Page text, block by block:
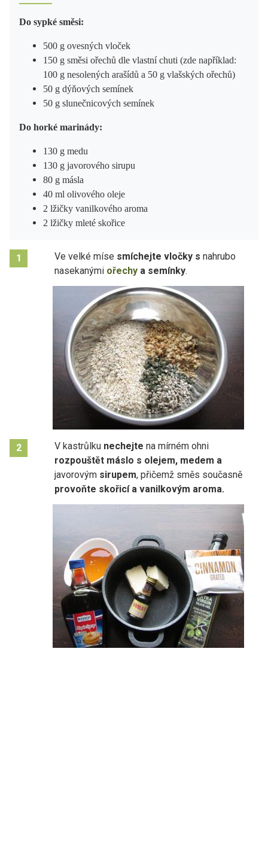
Do sypké směsi:
500 g ovesných vloček
150 g směsi ořechů dle vlastní chuti (zde například:
100 g nesolených arašídů a 50 g vlašských ořechů)
50 g dýňových semínek
50 g slunečnicových semínek
Do horké marinády:
130 g medu
130 g javorového sirupu
80 g másla
40 ml olivového oleje
2 lžičky vanilkového aroma
2 lžičky mleté skořice
1 Ve velké míse smíchejte vločky s nahrubo
nasekanými ořechy a semínky.
2 V kastrůlku nechejte na mírném ohni
rozpouštět máslo s olejem, medem a
javorovým sirupem, přičemž směs současně
provoňte skořicí a vanilkovým aroma.